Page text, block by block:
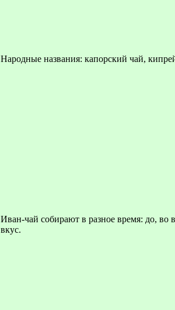
Народные названия: капорский чай,
Иван-чай собирают в разное время: до, во
вкус.